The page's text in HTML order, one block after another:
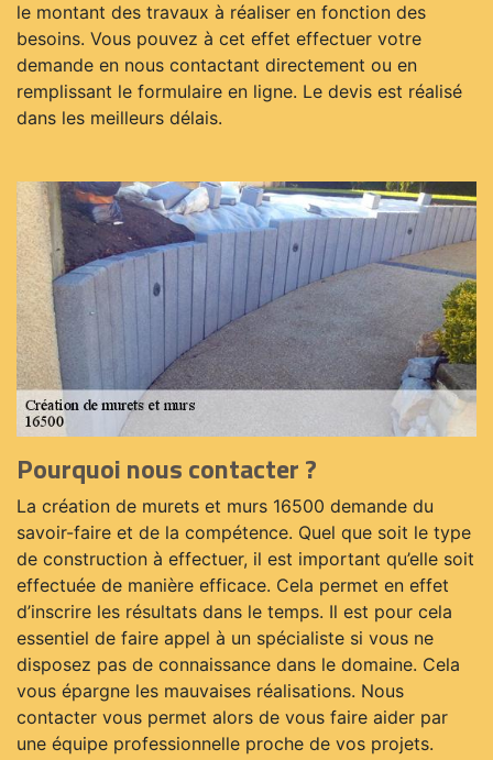
le montant des travaux à réaliser en fonction des
besoins. Vous pouvez à cet effet effectuer votre
demande en nous contactant directement ou en
remplissant le formulaire en ligne. Le devis est réalisé
dans les meilleurs délais.
Pourquoi nous contacter ?
La création de murets et murs 16500 demande du
savoir-faire et de la compétence. Quel que soit le type
de construction à effectuer, il est important qu’elle soit
effectuée de manière efficace. Cela permet en effet
d’inscrire les résultats dans le temps. Il est pour cela
essentiel de faire appel à un spécialiste si vous ne
disposez pas de connaissance dans le domaine. Cela
vous épargne les mauvaises réalisations. Nous
contacter vous permet alors de vous faire aider par
une équipe professionnelle proche de vos projets.